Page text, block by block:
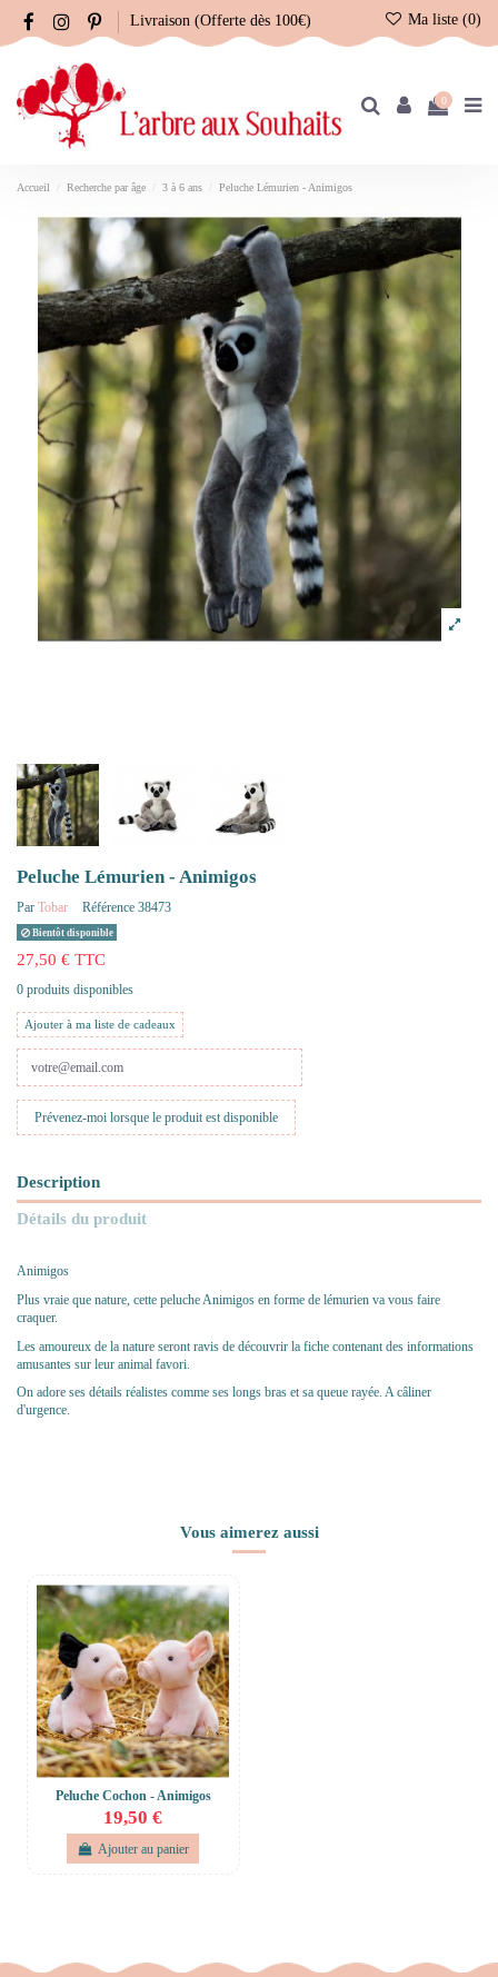
Livraison (Offerte dès 100€) Ma liste (0)
0
Accueil Recherche par âge 3 à 6 ans Peluche Lémurien - Animigos
Peluche Lémurien - Animigos
Par Tobar Référence 38473
Bientôt disponible
27,50 € TTC
0 produits disponibles
Ajouter à ma liste de cadeaux
Description
Détails du produit
Animigos
Plus vraie que nature, cette peluche Animigos en forme de lémurien va vous faire
craquer.
Les amoureux de la nature seront ravis de découvrir la fiche contenant des informations
amusantes sur leur animal favori.
On adore ses détails réalistes comme ses longs bras et sa queue rayée. A câliner
d'urgence.
Vous aimerez aussi
Peluche Cochon - Animigos
19,50 €
Ajouter au panier